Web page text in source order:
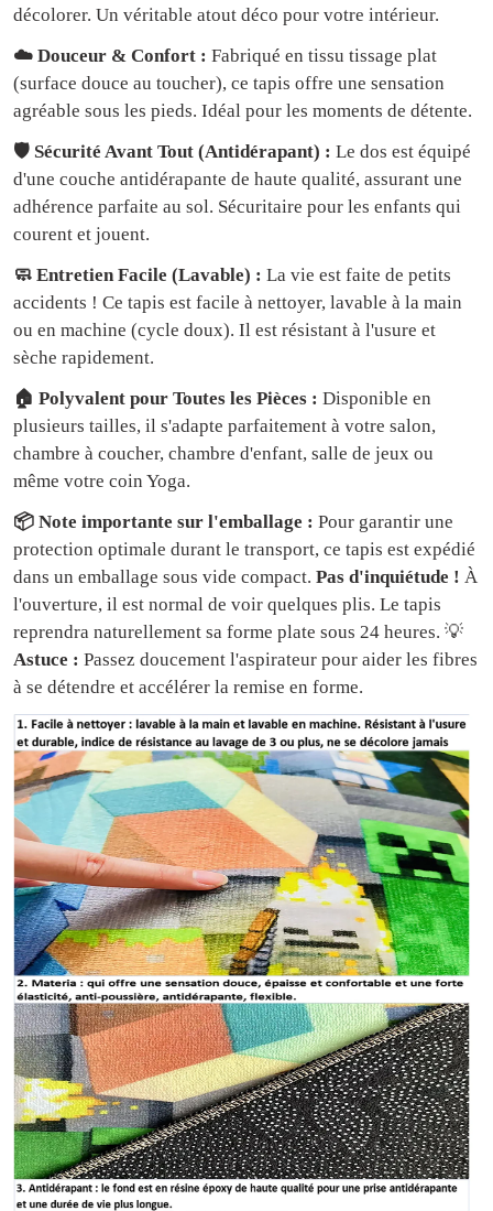
décolorer. Un véritable atout déco pour votre intérieur.
☁️ Douceur & Confort : Fabriqué en tissu tissage plat
(surface douce au toucher), ce tapis offre une sensation
agréable sous les pieds. Idéal pour les moments de détente.
🛡️ Sécurité Avant Tout (Antidérapant) : Le dos est équipé
d'une couche antidérapante de haute qualité, assurant une
adhérence parfaite au sol. Sécuritaire pour les enfants qui
courent et jouent.
🧼 Entretien Facile (Lavable) : La vie est faite de petits
accidents ! Ce tapis est facile à nettoyer, lavable à la main
ou en machine (cycle doux). Il est résistant à l'usure et
sèche rapidement.
🏠 Polyvalent pour Toutes les Pièces : Disponible en
plusieurs tailles, il s'adapte parfaitement à votre salon,
chambre à coucher, chambre d'enfant, salle de jeux ou
même votre coin Yoga.
📦 Note importante sur l'emballage : Pour garantir une
protection optimale durant le transport, ce tapis est expédié
dans un emballage sous vide compact. Pas d'inquiétude ! À
l'ouverture, il est normal de voir quelques plis. Le tapis
reprendra naturellement sa forme plate sous 24 heures. 💡
Astuce : Passez doucement l'aspirateur pour aider les fibres
à se détendre et accélérer la remise en forme.